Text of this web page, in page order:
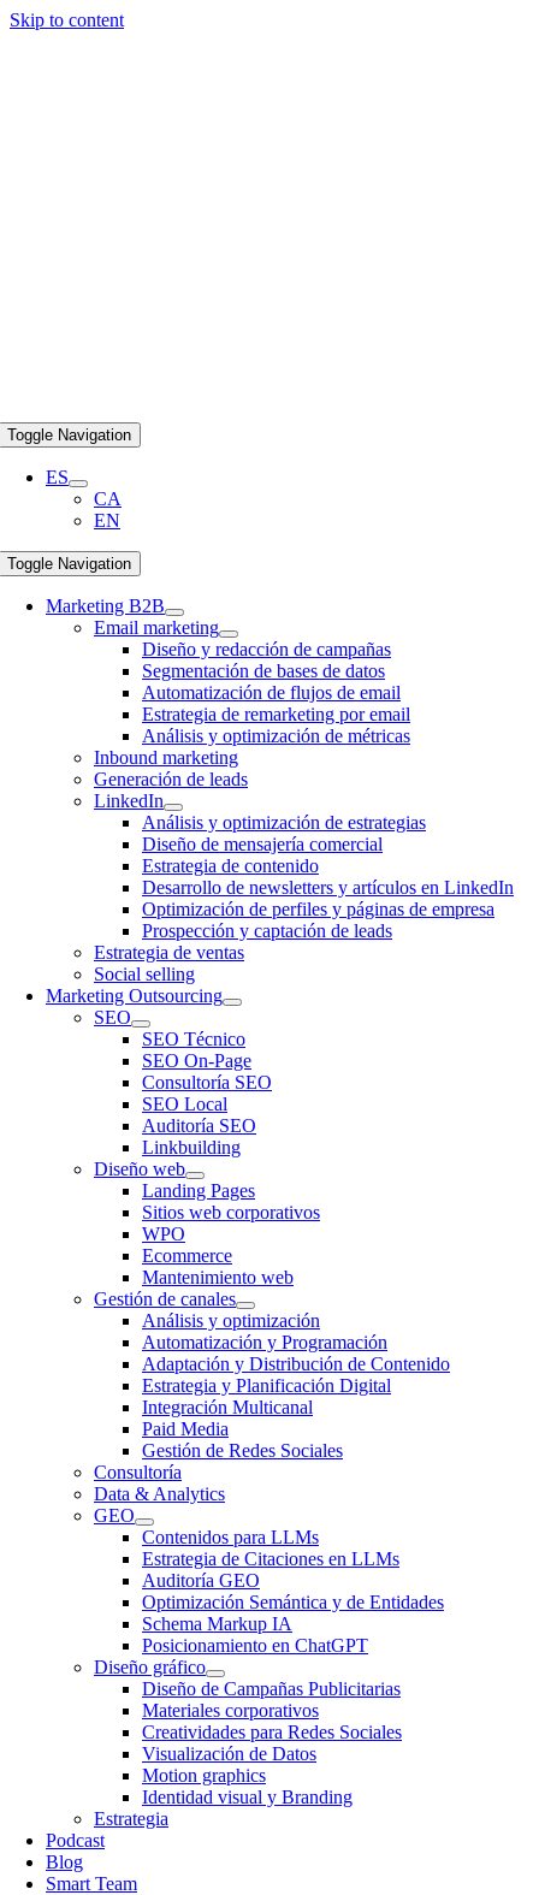
Skip to content
Toggle Navigation
ES
CA
EN
Toggle Navigation
Marketing B2B
Email marketing
Diseño y redacción de campañas
Segmentación de bases de datos
Automatización de flujos de email
Estrategia de remarketing por email
Análisis y optimización de métricas
Inbound marketing
Generación de leads
LinkedIn
Análisis y optimización de estrategias
Diseño de mensajería comercial
Estrategia de contenido
Desarrollo de newsletters y artículos en LinkedIn
Optimización de perfiles y páginas de empresa
Prospección y captación de leads
Estrategia de ventas
Social selling
Marketing Outsourcing
SEO
SEO Técnico
SEO On-Page
Consultoría SEO
SEO Local
Auditoría SEO
Linkbuilding
Diseño web
Landing Pages
Sitios web corporativos
WPO
Ecommerce
Mantenimiento web
Gestión de canales
Análisis y optimización
Automatización y Programación
Adaptación y Distribución de Contenido
Estrategia y Planificación Digital
Integración Multicanal
Paid Media
Gestión de Redes Sociales
Consultoría
Data & Analytics
GEO
Contenidos para LLMs
Estrategia de Citaciones en LLMs
Auditoría GEO
Optimización Semántica y de Entidades
Schema Markup IA
Posicionamiento en ChatGPT
Diseño gráfico
Diseño de Campañas Publicitarias
Materiales corporativos
Creatividades para Redes Sociales
Visualización de Datos
Motion graphics
Identidad visual y Branding
Estrategia
Podcast
Blog
Smart Team